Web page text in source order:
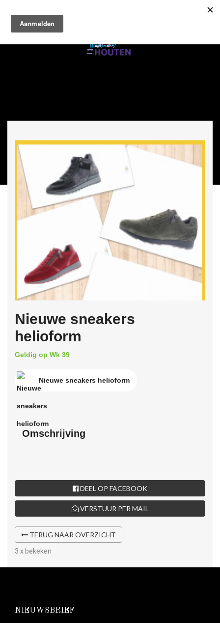
Nieuwe sneakers
helioform
Geldig op Wk 39
Nieuwe sneakers helioform
Omschrijving
DEEL OP FACEBOOK
VERSTUUR PER MAIL
TERUG NAAR OVERZICHT
3 x bekeken
NIEUWSBRIEF